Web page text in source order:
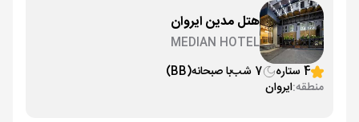
هتل مدین ایروان
MEDIAN HOTEL
4 ستاره
7 شب با صبحانه(BB)
منطقه:ایروان